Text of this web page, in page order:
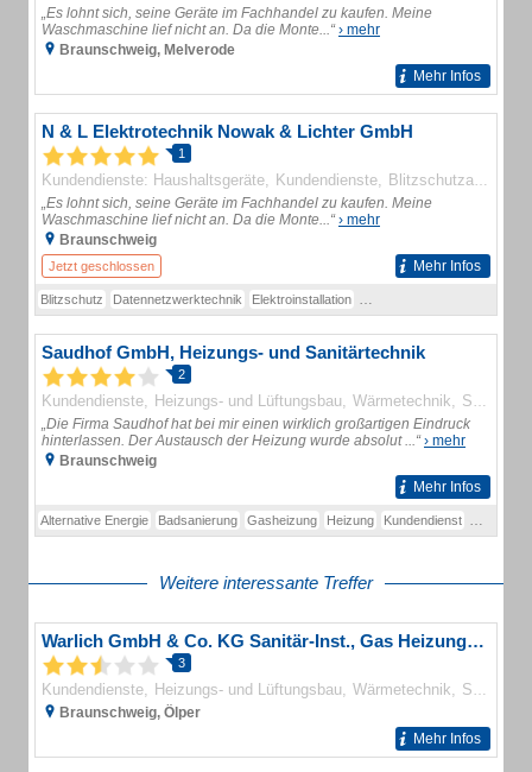
„Es lohnt sich, seine Geräte im Fachhandel zu kaufen. Meine
Waschmaschine lief nicht an. Da die Monte...“› mehr
Braunschweig, Melverode
Mehr Infos
N & L Elektrotechnik Nowak & Lichter GmbH
1
Kundendienste: Haushaltsgeräte Kundendienste Blitzschutzanlagen
„Es lohnt sich, seine Geräte im Fachhandel zu kaufen. Meine
Waschmaschine lief nicht an. Da die Monte...“› mehr
Braunschweig
Jetzt geschlossen Mehr Infos
Blitzschutz Datennetzwerktechnik Elektroinstallation
Saudhof GmbH, Heizungs- und Sanitärtechnik
2
Kundendienste Heizungs- und Lüftungsbau Wärmetechnik Sanitär
„Die Firma Saudhof hat bei mir einen wirklich großartigen Eindruck
hinterlassen. Der Austausch der Heizung wurde absolut ...“› mehr
Braunschweig
Mehr Infos
Alternative Energie Badsanierung Gasheizung Heizung Kundendienst
Weitere interessante Treffer
Warlich GmbH & Co. KG Sanitär-Inst., Gas Heizungsbau
3
Kundendienste Heizungs- und Lüftungsbau Wärmetechnik Sanitär
Braunschweig, Ölper
Mehr Infos